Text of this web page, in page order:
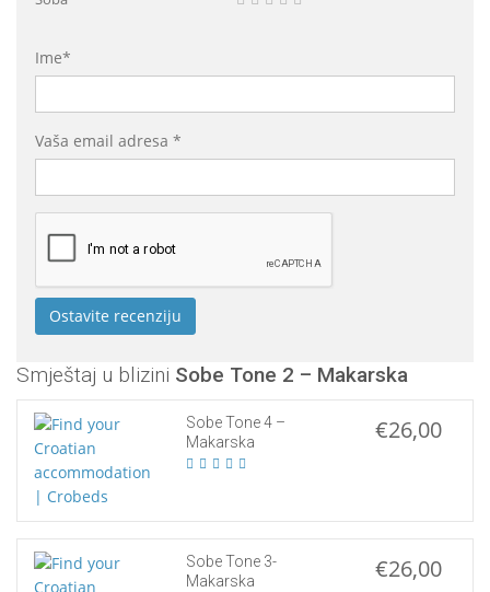
Ime*
Vaša email adresa *
Smještaj u blizini Sobe Tone 2 – Makarska
Sobe Tone 4 –
Makarska
€26,00
Sobe Tone 3-
Makarska
€26,00